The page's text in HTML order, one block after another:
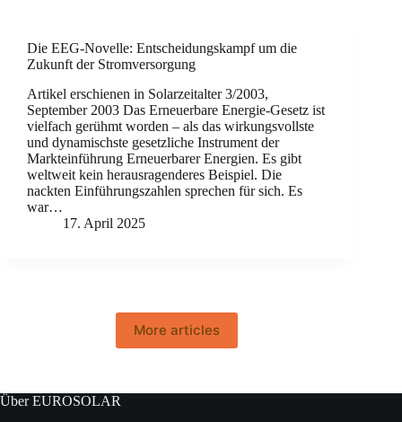
Die EEG-Novelle: Entscheidungskampf um die
Zukunft der Stromversorgung
Artikel erschienen in Solarzeitalter 3/2003,
September 2003 Das Erneuerbare Energie-Gesetz ist
vielfach gerühmt worden – als das wirkungsvollste
und dynamischste gesetzliche Instrument der
Markteinführung Erneuerbarer Energien. Es gibt
weltweit kein herausragenderes Beispiel. Die
nackten Einführungszahlen sprechen für sich. Es
war…
17. April 2025
More articles
Über EUROSOLAR